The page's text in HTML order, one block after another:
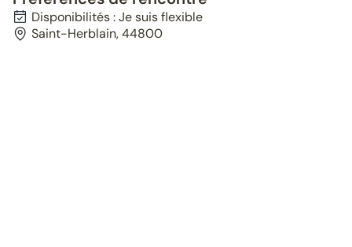
Disponibilités : Je suis flexible
Saint-Herblain, 44800